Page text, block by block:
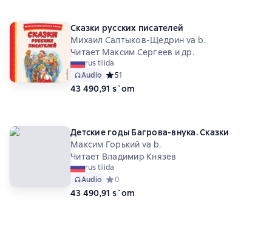
Сказки русских писателей
Михаил Салтыков-Щедрин va b.
Читает Максим Сергеев и др.
rus tilida
Audio Средний рейтинг 5 на основе 1 оценок
51
43 490,91 s`om
Детские годы Багрова-внука. Сказки
Максим Горький va b.
Читает Владимир Князев
rus tilida
Audio Средний рейтинг 0 на основе 0 оценок
0
43 490,91 s`om